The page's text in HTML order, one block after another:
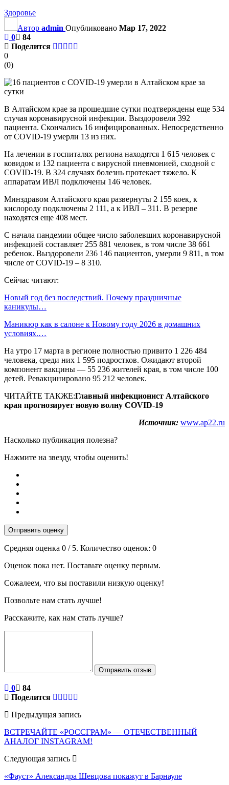
Здоровье
Автор admin Опубликовано Мар 17, 2022
0
84
Поделится
0
(0)
В Алтайском крае за прошедшие сутки подтверждены еще 534
случая коронавирусной инфекции. Выздоровели 392
пациента. Скончались 16 инфицированных. Непосредственно
от COVID-19 умерли 13 из них.
На лечении в госпиталях региона находятся 1 615 человек с
ковидом и 132 пациента с вирусной пневмонией, сходной с
COVID-19. В 324 случаях болезнь протекает тяжело. К
аппаратам ИВЛ подключены 146 человек.
Минздравом Алтайского края развернуты 2 155 коек, к
кислороду подключены 2 111, а к ИВЛ – 311. В резерве
находятся еще 408 мест.
С начала пандемии общее число заболевших коронавирусной
инфекцией составляет 255 881 человек, в том числе 38 661
ребенок. Выздоровели 236 146 пациентов, умерли 9 811, в том
числе от COVID-19 – 8 310.
Сейчас читают:
Новый год без последствий. Почему праздничные
каникулы…
Маникюр как в салоне к Новому году 2026 в домашних
условиях.…
На утро 17 марта в регионе полностью привито 1 226 484
человека, среди них 1 595 подростков. Ожидают второй
компонент вакцины — 55 236 жителей края, в том числе 100
детей. Ревакцинировано 95 212 человек.
ЧИТАЙТЕ ТАКЖЕ:Главный инфекционист Алтайского
края прогнозирует новую волну COVID-19
Источник: www.ap22.ru
Насколько публикация полезна?
Нажмите на звезду, чтобы оценить!
Отправить оценку
Средняя оценка 0 / 5. Количество оценок: 0
Оценок пока нет. Поставьте оценку первым.
Сожалеем, что вы поставили низкую оценку!
Позвольте нам стать лучше!
Расскажите, как нам стать лучше?
Отправить отзыв
0
84
Поделится
Предыдущая запись
ВСТРЕЧАЙТЕ «РОССГРАМ» — ОТЕЧЕСТВЕННЫЙ
АНАЛОГ INSTAGRAM!
Следующая запись
«Фауст» Александра Шевцова покажут в Барнауле